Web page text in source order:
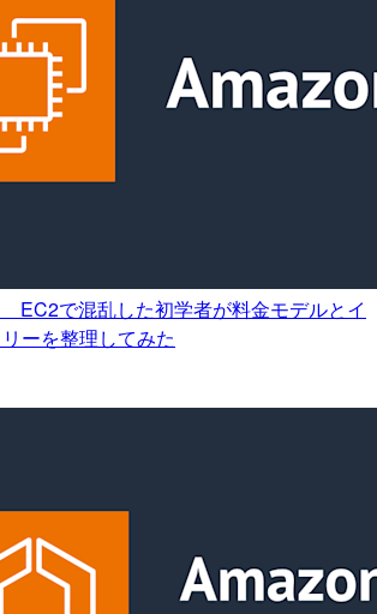
EC2で混乱した初学者が料金モデルとイ
ーを整理してみた